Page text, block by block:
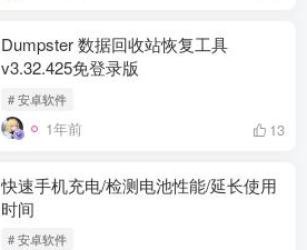
Dumpster 数据回收站恢复工具
v3.32.425免登录版
# 安卓软件
1年前 13
快速手机充电/检测电池性能/延长使用
时间
# 安卓软件